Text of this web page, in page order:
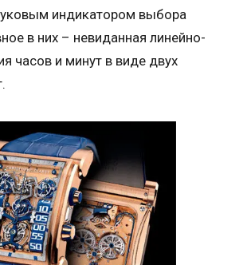
индикатором выбора
в них – невиданная линейно-
часов и минут в виде двух